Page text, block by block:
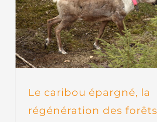
Le caribou épargné, la
régénération des forêts